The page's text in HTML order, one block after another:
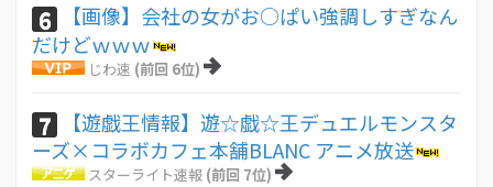
6
【画像】会社の女がお○ぱい強調しすぎなん
だけどｗｗｗ
じわ速 (前回 6位)
7
【遊戯王情報】遊☆戯☆王デュエルモンスタ
ーズ×コラボカフェ本舗BLANC アニメ放送
スターライト速報 (前回 7位)